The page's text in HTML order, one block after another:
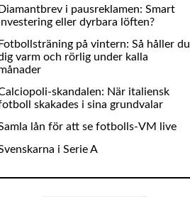
Diamantbrev i pausreklamen: Smart
eller dyrbara löften?
Fotbollsträning på vintern: Så håller du
varm och rörlig under kalla
skandalen: När italiensk
skakades i sina grundvalar
lån för att se fotbolls-VM live
i Serie A